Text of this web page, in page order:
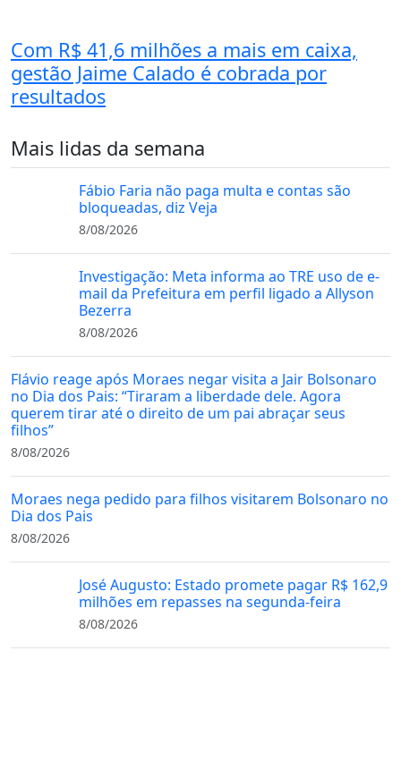
Com R$ 41,6 milhões a mais em caixa,
gestão Jaime Calado é cobrada por
resultados
Mais lidas da semana
Fábio Faria não paga multa e contas são
bloqueadas, diz Veja
8/08/2026
Investigação: Meta informa ao TRE uso de e-
mail da Prefeitura em perfil ligado a Allyson
Bezerra
8/08/2026
Flávio reage após Moraes negar visita a Jair Bolsonaro
no Dia dos Pais: “Tiraram a liberdade dele. Agora
querem tirar até o direito de um pai abraçar seus
filhos”
8/08/2026
Moraes nega pedido para filhos visitarem Bolsonaro no
Dia dos Pais
8/08/2026
José Augusto: Estado promete pagar R$ 162,9
milhões em repasses na segunda-feira
8/08/2026